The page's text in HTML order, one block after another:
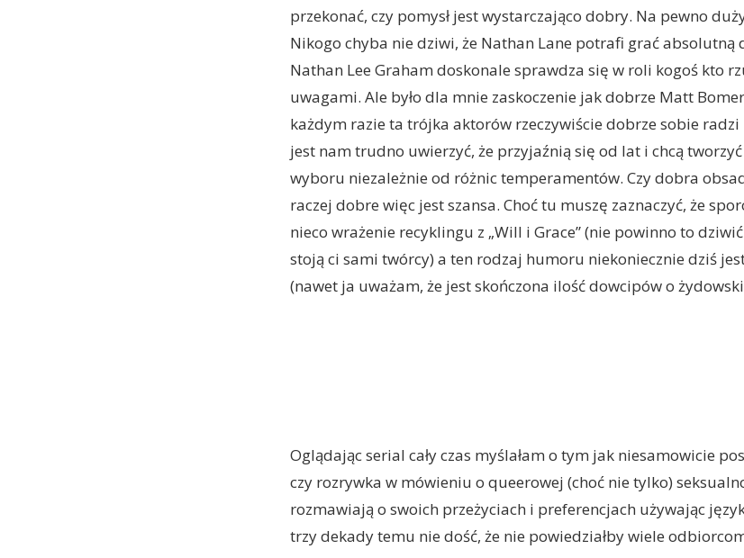
przekonać, czy pomysł jest wystarczająco dobry. Na pewno
Nikogo chyba nie dziwi, że Nathan Lane potrafi grać absolutną
Nathan Lee Graham doskonale sprawdza się w roli kogoś kto
uwagami. Ale było dla mnie zaskoczenie jak dobrze Matt
każdym razie ta trójka aktorów rzeczywiście dobrze sobie
jest nam trudno uwierzyć, że przyjaźnią się od lat i chcą
wyboru niezależnie od różnic temperamentów. Czy dobra
raczej dobre więc jest szansa. Choć tu muszę zaznaczyć, że
nieco wrażenie recyklingu z „Will i Grace” (nie powinno to
stoją ci sami twórcy) a ten rodzaj humoru niekoniecznie dziś
(nawet ja uważam, że jest skończona ilość dowcipów o
Oglądając serial cały czas myślałam o tym jak niesamowicie
czy rozrywka w mówieniu o queerowej (choć nie tylko)
rozmawiają o swoich przeżyciach i preferencjach używając
trzy dekady temu nie dość, że nie powiedziałby wiele